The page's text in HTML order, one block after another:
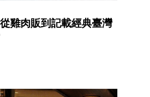
雞肉販到記載經典臺灣